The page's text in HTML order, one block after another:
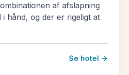
af afslapning
i hånd, og der er rigeligt at
Se hotel →